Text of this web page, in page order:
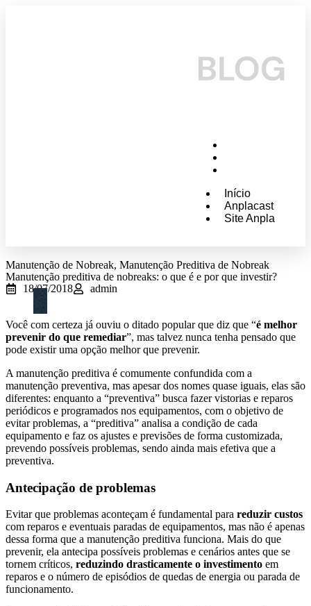
Início
Anplacast
Site Anpla
Manutenção de Nobreak, Manutenção Preditiva de Nobreak
Manutenção preditiva de nobreaks: o que é e por que investir?
18/07/2018
admin
Você com certeza já ouviu o ditado popular que diz que “é melhor
prevenir do que remediar”, mas talvez nunca tenha pensado que
pode existir uma opção melhor que prevenir.
A manutenção preditiva é comumente confundida com a
manutenção preventiva, mas apesar dos nomes quase iguais, elas são
diferentes: enquanto a “preventiva” busca fazer vistorias e reparos
periódicos e programados nos equipamentos, com o objetivo de
evitar problemas, a “preditiva” analisa a condição de cada
equipamento e faz os ajustes e previsões de forma customizada,
prevendo possíveis problemas, sendo ainda mais efetiva que a
preventiva.
Antecipação de problemas
Evitar que problemas aconteçam é fundamental para reduzir custos
com reparos e eventuais paradas de equipamentos, mas não é apenas
dessa forma que a manutenção preditiva funciona. Mais do que
prevenir, ela antecipa possíveis problemas e cenários antes que se
tornem críticos, reduzindo drasticamente o investimento em
reparos e o número de episódios de quedas de energia ou parada de
funcionamento.